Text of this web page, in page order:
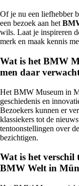
Of je nu een liefhebber
een bezoek aan het
wils. Laat je inspireren
merk en maak kennis
Wat is het BMW
men daar
Het BMW Museum in
geschiedenis en
Bezoekers kunnen er
klassiekers tot de
tentoonstellingen over
bezichtigen.
Wat is het verschil
BMW Welt in